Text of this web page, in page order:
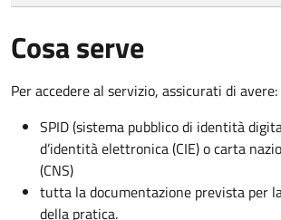
Cosa serve
Per accedere al servizio, assicurati di avere:
SPID (sistema pubblico di identità
d’identità elettronica (CIE) o carta
(CNS)
tutta la documentazione prevista per
della pratica.